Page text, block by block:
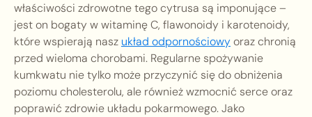
właściwości zdrowotne tego cytrusa są imponujące –
jest on bogaty w witaminę C, flawonoidy i karotenoidy,
które wspierają nasz układ odpornościowyoraz chronią
przed wieloma chorobami. Regularne spożywanie
kumkwatu nie tylko może przyczynić się do obniżenia
poziomu cholesterolu, ale również wzmocnić serce oraz
poprawić zdrowie układu pokarmowego. Jako